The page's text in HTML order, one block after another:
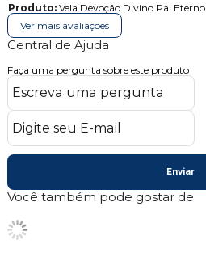
Produto:Vela Devoção Divino Pai Eterno
Ver mais avaliações
Central de Ajuda
Faça uma pergunta sobre este produto
Enviar
Você também pode gostar de